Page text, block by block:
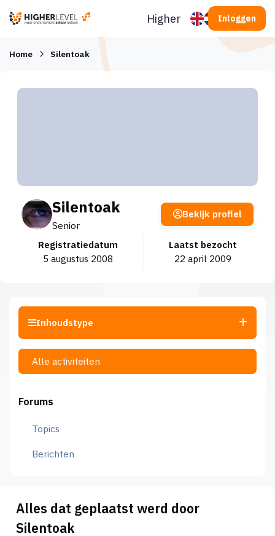
Higherlevel Inloggen
Home Silentoak
Silentoak
Senior
Registratiedatum
5 augustus 2008
Laatst bezocht
22 april 2009
Bekijk profiel
Inhoudstype
Alle activiteiten
Forums
Topics
Berichten
Alles dat geplaatst werd door
Silentoak